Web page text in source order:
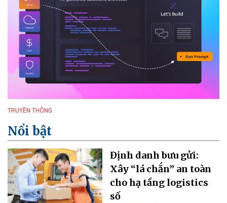
TRUYỀN THÔNG
Nổi bật
Định danh bưu gửi:
Xây “lá chắn” an toàn
cho hạ tầng logistics
số